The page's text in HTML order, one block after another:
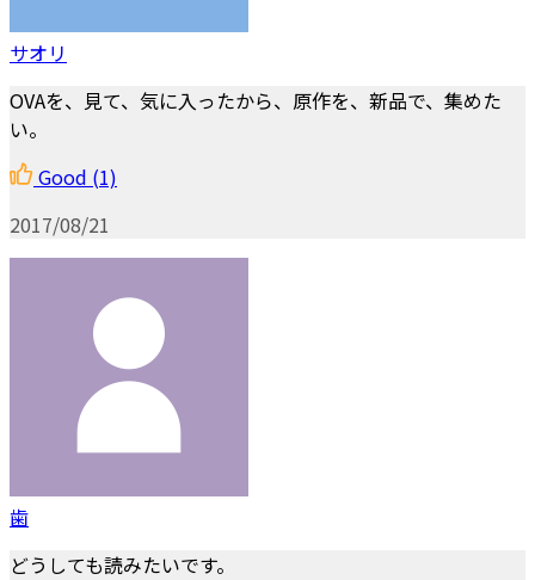
サオリ
OVAを、見て、気に入ったから、原作を、新品で、集めた
い。
Good (1)
2017/08/21
歯
どうしても読みたいです。